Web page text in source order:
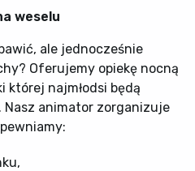
weselu
ale jednocześnie
Oferujemy opiekę nocną
której najmłodsi będą
Nasz animator zorganizuje